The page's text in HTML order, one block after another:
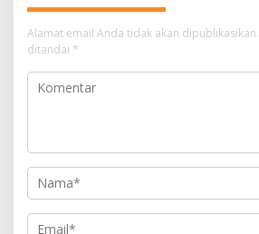
Alamat email Anda tidak akan dipublikasikan.
ditandai *